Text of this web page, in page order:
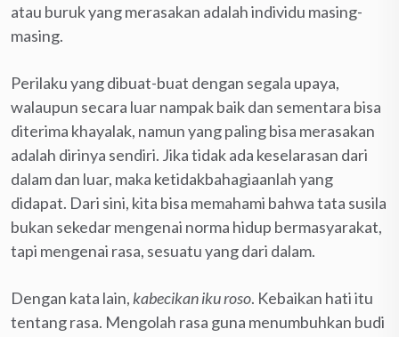
atau buruk yang merasakan adalah individu masing-
masing.
Perilaku yang dibuat-buat dengan segala upaya,
walaupun secara luar nampak baik dan sementara bisa
diterima khayalak, namun yang paling bisa merasakan
adalah dirinya sendiri. Jika tidak ada keselarasan dari
dalam dan luar, maka ketidakbahagiaanlah yang
didapat. Dari sini, kita bisa memahami bahwa tata susila
bukan sekedar mengenai norma hidup bermasyarakat,
tapi mengenai rasa, sesuatu yang dari dalam.
Dengan kata lain, kabecikan iku roso. Kebaikan hati itu
tentang rasa. Mengolah rasa guna menumbuhkan budi